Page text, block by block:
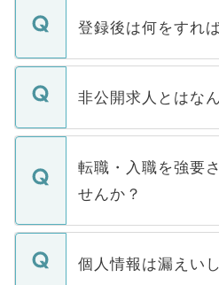
登録後は何をすれ
ご登録いただきまし
登録内容を確認し、
ます。通常、5営業日
いただきますので、
い。
非公開求人とはな
マイナビDOCTORで
うち約3割は、Web
けない「非公開求人
下記の理由によって
ません。
■応募殺到を避ける
転職・入職を強要
せんか？
転職・入職を強要す
ん。また、仮に応募
個人情報は漏えい